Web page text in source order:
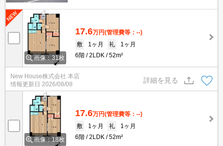
画像：31枚
17.6万円(管理費等：--)
敷
1ヶ月 礼
1ヶ月
6階
2LDK 52m²
New House株式会社 本店
情報更新日 2026/08/08
詳細を見る
画像：18枚
17.6万円(管理費等：--)
敷
1ヶ月 礼
1ヶ月
6階
2LDK 52m²